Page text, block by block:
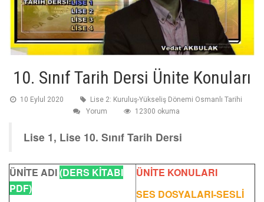
10. Sınıf Tarih Dersi Ünite Konuları
10 Eylul 2020
Lise 2: Kuruluş-Yükseliş Dönemi Osmanlı Tarihi
Yorum
12300 okuma
Lise 1, Lise 10. Sınıf Tarih Dersi
ÜNİTE ADI(DERS KİTABI
PDF)
ÜNİTE KONULARI
SES DOSYALARI-SESLİ